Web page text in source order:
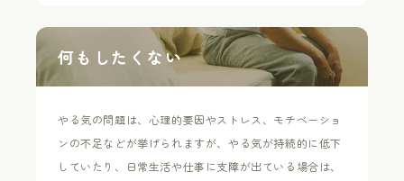
やる気の問題は、心理的要因やストレス、モチベーショ
ンの不足などが挙げられますが、やる気が持続的に低下
していたり、日常生活や仕事に支障が出ている場合は、
何もしたくない